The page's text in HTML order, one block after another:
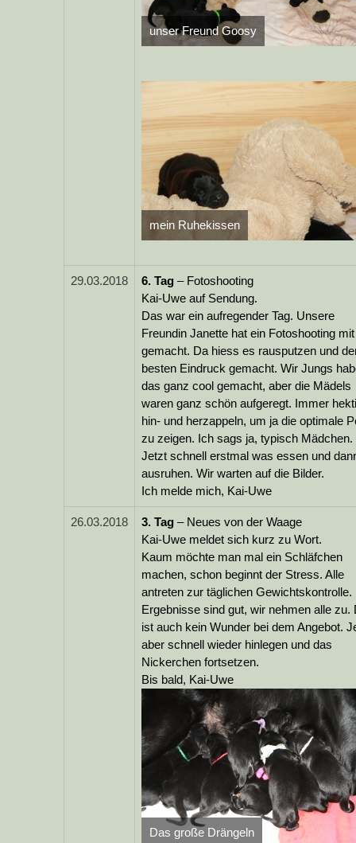
unser Freund Goosy
mein Ruhekissen
29.03.2018 6. Tag – Fotoshooting
Kai-Uwe auf Sendung.
Das war ein aufregender Tag. Unsere
Freundin Janette hat ein Fotoshooting
gemacht. Da hiess es rausputzen und
besten Eindruck gemacht. Wir Jungs
das ganz cool gemacht, aber die Mädels
waren ganz schön aufgeregt. Immer
hin- und herzappeln, um ja die optimale
zu zeigen. Ich sags ja, typisch Mädchen.
Jetzt schnell erstmal was essen und
ausruhen. Wir warten auf die Bilder.
Ich melde mich, Kai-Uwe
26.03.2018 3. Tag – Neues von der Waage
Kai-Uwe meldet sich kurz zu Wort.
Kaum möchte man mal ein Schläfchen
machen, schon beginnt der Stress. Alle
antreten zur täglichen Gewichtskontrolle.
Ergebnisse sind gut, wir nehmen alle zu.
ist auch kein Wunder bei dem Angebot.
aber schnell wieder hinlegen und das
Nickerchen fortsetzen.
Bis bald, Kai-Uwe
Das große Drängeln